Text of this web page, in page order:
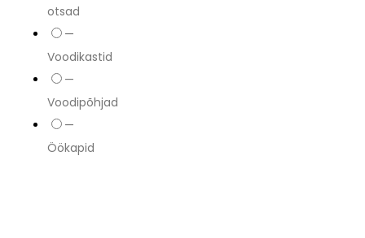
otsad
—
Voodikastid
—
Voodipõhjad
—
Öökapid